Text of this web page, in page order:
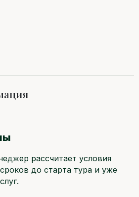
рассчитает условия
до старта тура и уже